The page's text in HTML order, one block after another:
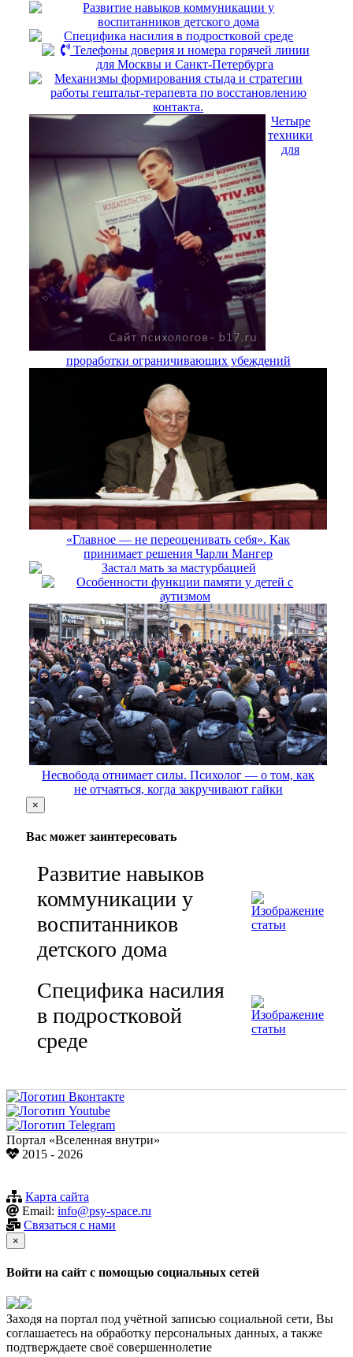
Развитие навыков коммуникации у
воспитанников детского дома
Специфика насилия в подростковой среде
Телефоны доверия и номера горячей линии
для Москвы и Санкт-Петербурга
Механизмы формирования стыда и стратегии
работы гештальт-терапевта по восстановлению
контакта.
Четыре
техники
для
проработки ограничивающих убеждений
«Главное — не переоценивать себя». Как
принимает решения Чарли Мангер
Застал мать за мастурбацией
Особенности функции памяти у детей с
аутизмом
Несвобода отнимает силы. Психолог — о том, как
не отчаяться, когда закручивают гайки
×
Вас может заинтересовать
Развитие навыков
коммуникации у
воспитанников
детского дома
Специфика насилия
в подростковой
среде
Портал «Вселенная внутри»
2015 - 2026
Карта сайта
Email: info@psy-space.ru
Связаться с нами
×
Войти на сайт с помощью социальных сетей
Заходя на портал под учётной записью социальной сети, Вы
соглашаетесь на обработку персональных данных, а также
подтверждаете своё совершеннолетие